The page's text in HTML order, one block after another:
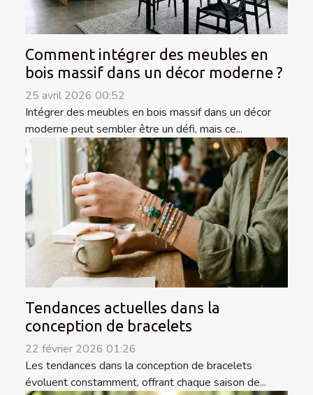
Comment intégrer des meubles en
bois massif dans un décor moderne ?
25 avril 2026 00:52
Intégrer des meubles en bois massif dans un décor
moderne peut sembler être un défi, mais ce...
Tendances actuelles dans la
conception de bracelets
22 février 2026 01:26
Les tendances dans la conception de bracelets
évoluent constamment, offrant chaque saison de...